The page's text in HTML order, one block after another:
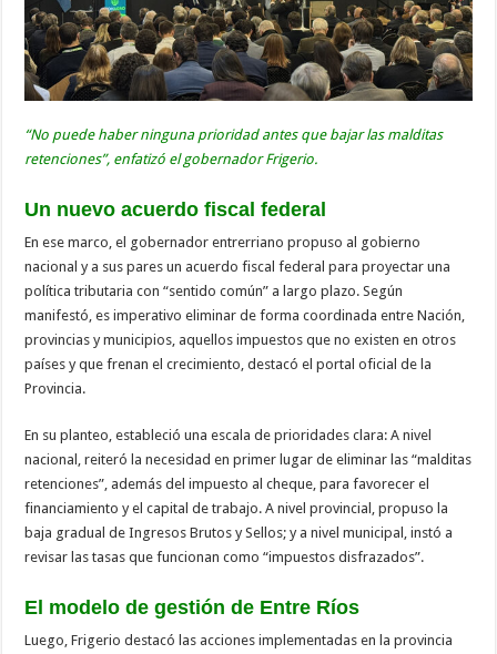
“No puede haber ninguna prioridad antes que bajar las malditas
retenciones”, enfatizó el gobernador Frigerio.
Un nuevo acuerdo fiscal federal
En ese marco, el gobernador entrerriano propuso al gobierno
nacional y a sus pares un acuerdo fiscal federal para proyectar una
política tributaria con “sentido común” a largo plazo. Según
manifestó, es imperativo eliminar de forma coordinada entre Nación,
provincias y municipios, aquellos impuestos que no existen en otros
países y que frenan el crecimiento, destacó el portal oficial de la
Provincia.
En su planteo, estableció una escala de prioridades clara: A nivel
nacional, reiteró la necesidad en primer lugar de eliminar las “malditas
retenciones”, además del impuesto al cheque, para favorecer el
financiamiento y el capital de trabajo. A nivel provincial, propuso la
baja gradual de Ingresos Brutos y Sellos; y a nivel municipal, instó a
revisar las tasas que funcionan como “impuestos disfrazados”.
El modelo de gestión de Entre Ríos
Luego, Frigerio destacó las acciones implementadas en la provincia